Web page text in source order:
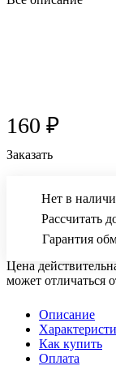
160 ₽
Заказать
Нет в
Рассчитать
Гарантия
Цена
может отличаться
Описание
Как купить
Оплата